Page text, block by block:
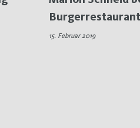
Burgerrestaurant
15. Februar 2019